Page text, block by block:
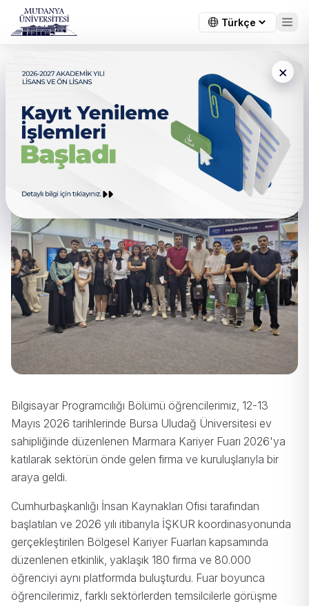
×
Bilgisayar Programcılığı
Öğrencileri Marmara Kariyer
Fuarı 2026'da Yerini Aldı
Bilgisayar Programcılığı Bölümü öğrencilerimiz, 12-13
Mayıs 2026 tarihlerinde Bursa Uludağ Üniversitesi ev
sahipliğinde düzenlenen Marmara Kariyer Fuarı 2026'ya
katılarak sektörün önde gelen firma ve kuruluşlarıyla bir
araya geldi.
Cumhurbaşkanlığı İnsan Kaynakları Ofisi tarafından
başlatılan ve 2026 yılı itibarıyla İŞKUR koordinasyonunda
gerçekleştirilen Bölgesel Kariyer Fuarları kapsamında
düzenlenen etkinlik, yaklaşık 180 firma ve 80.000
öğrenciyi aynı platformda buluşturdu. Fuar boyunca
öğrencilerimiz, farklı sektörlerden temsilcilerle görüşme